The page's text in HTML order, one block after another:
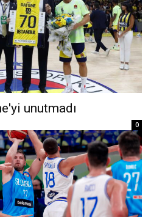
unutmadı
0